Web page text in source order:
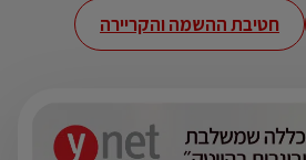
חטיבת ההשמה והקריירה